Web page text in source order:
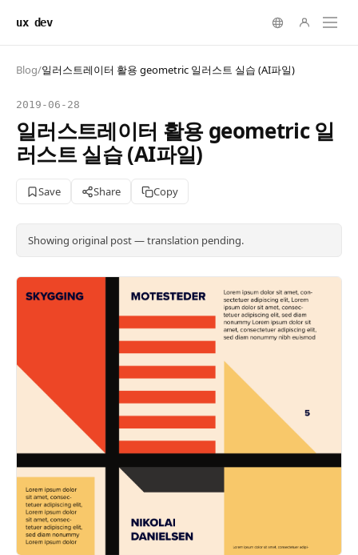
ux dev
Blog/일러스트레이터 활용 geometric 일러스트 실습 (AI파일)
2019-06-28
일러스트레이터 활용 geometric 일
러스트 실습 (AI파일)
Save Share Copy
Showing original post — translation pending.